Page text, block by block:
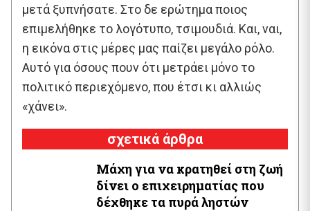
μετά ξυπνήσατε. Στο δε ερώτημα ποιος
επιμελήθηκε το λογότυπο, τσιμουδιά. Και, ναι,
η εικόνα στις μέρες μας παίζει μεγάλο ρόλο.
Αυτό για όσους πουν ότι μετράει μόνο το
πολιτικό περιεχόμενο, που έτσι κι αλλιώς
«χάνει».
σχετικά άρθρα
Μάχη για να κρατηθεί στη ζωή
δίνει ο επιχειρηματίας που
δέχθηκε τα πυρά ληστών